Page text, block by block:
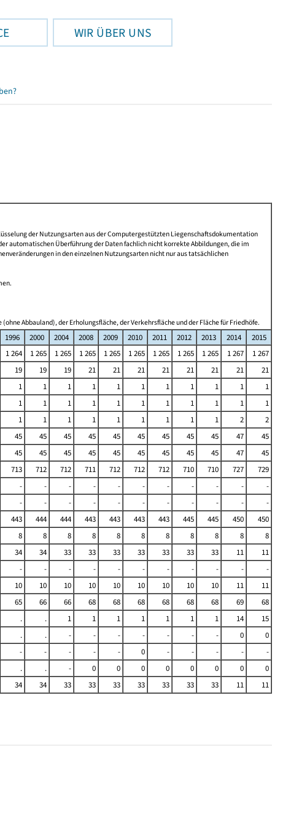
WIR ÜBER UNS
der Nutzungsarten aus der Computergestützten Liegenschaftsdokumentation
automatischen Überführung der Daten fachlich nicht korrekte Abbildungen, die im
in den einzelnen Nutzungsarten nicht nur aus tatsächlichen
Abbauland), der Erholungsfläche, der Verkehrsfläche und der Fläche für Friedhöfe.
1996 2000 2004 2008 2009 2010 2011 2012 2013 2014
2015
1 264 1 265 1 265 1 265 1 265 1 265 1 265 1 265 1 265 1 267
1 267
19 19 19 21 21 21 21 21 21 21
21
1 1 1 1 1 1 1 1 1 1
1
1 1 1 1 1 1 1 1 1 1
1
1 1 1 1 1 1 1 1 1 2
2
45 45 45 45 45 45 45 45 45 47
45
45 45 45 45 45 45 45 45 45 47
45
713 712 712 711 712 712 712 710 710 727
729
- - - - - - - - - -
-
- - - - - - - - - -
-
443 444 444 443 443 443 443 445 445 450
450
8 8 8 8 8 8 8 8 8 8
8
34 34 33 33 33 33 33 33 33 11
11
- - - - - - - - - -
-
10 10 10 10 10 10 10 10 10 11
11
65 66 66 68 68 68 68 68 68 69
68
. . 1 1 1 1 1 1 1 14
15
. . - - - - - - - 0
0
- - - - - 0 - - - -
-
. . - 0 0 0 0 0 0 0
0
34 34 33 33 33 33 33 33 33 11 11